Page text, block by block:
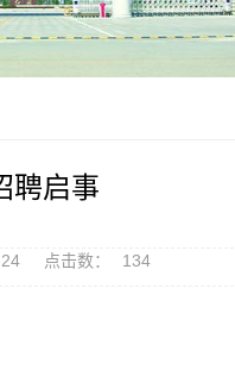
聘启事
点击数： 134